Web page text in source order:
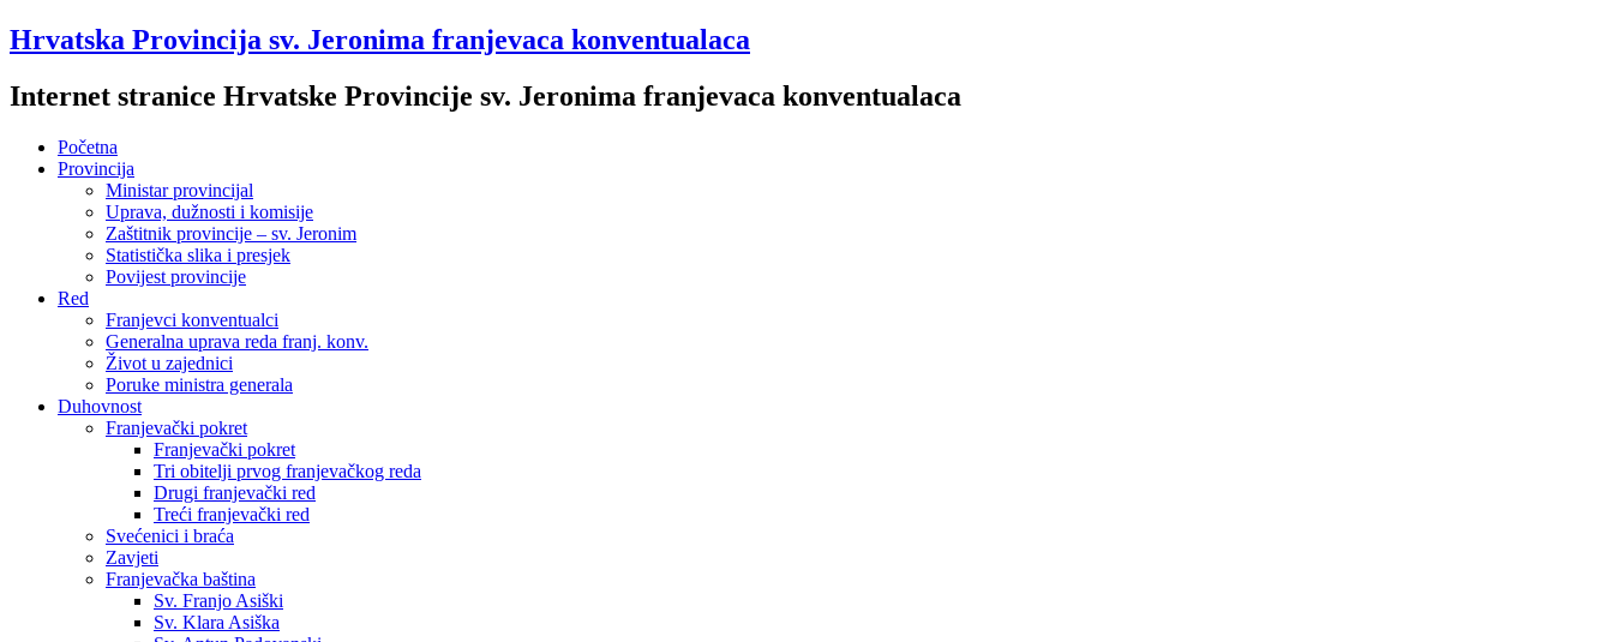
Hrvatska Provincija sv. Jeronima franjevaca konventualaca
Internet stranice Hrvatske Provincije sv. Jeronima franjevaca konventualaca
Početna
Provincija
Ministar provincijal
Uprava, dužnosti i komisije
Zaštitnik provincije – sv. Jeronim
Statistička slika i presjek
Povijest provincije
Red
Franjevci konventualci
Generalna uprava reda franj. konv.
Život u zajednici
Poruke ministra generala
Duhovnost
Franjevački pokret
Franjevački pokret
Tri obitelji prvog franjevačkog reda
Drugi franjevački red
Treći franjevački red
Svećenici i braća
Zavjeti
Franjevačka baština
Sv. Franjo Asiški
Sv. Klara Asiška